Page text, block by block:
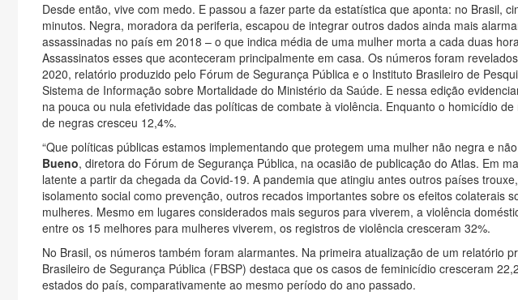
Desde então, vive com medo. E passou a fazer parte da estatística que aponta: no Brasil,
minutos. Negra, moradora da periferia, escapou de integrar outros dados ainda mais
assassinadas no país em 2018 – o que indica média de uma mulher morta a cada duas
Assassinatos esses que aconteceram principalmente em casa. Os números foram
2020, relatório produzido pelo Fórum de Segurança Pública e o Instituto Brasileiro de
Sistema de Informação sobre Mortalidade do Ministério da Saúde. E nessa edição
na pouca ou nula efetividade das políticas de combate à violência. Enquanto o homicídio
de negras cresceu 12,4%.
“Que políticas públicas estamos implementando que protegem uma mulher não negra e
Bueno, diretora do Fórum de Segurança Pública, na ocasião de publicação do Atlas. Em
latente a partir da chegada da Covid-19. A pandemia que atingiu antes outros países
isolamento social como prevenção, outros recados importantes sobre os efeitos colaterais
mulheres. Mesmo em lugares considerados mais seguros para viverem, a violência
entre os 15 melhores para mulheres viverem, os registros de violência cresceram 32%.
No Brasil, os números também foram alarmantes. Na primeira atualização de um relatório
Brasileiro de Segurança Pública (FBSP) destaca que os casos de feminicídio cresceram
estados do país, comparativamente ao mesmo período do ano passado.